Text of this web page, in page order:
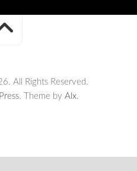
All Rights Reserved.
. Theme by Alx.